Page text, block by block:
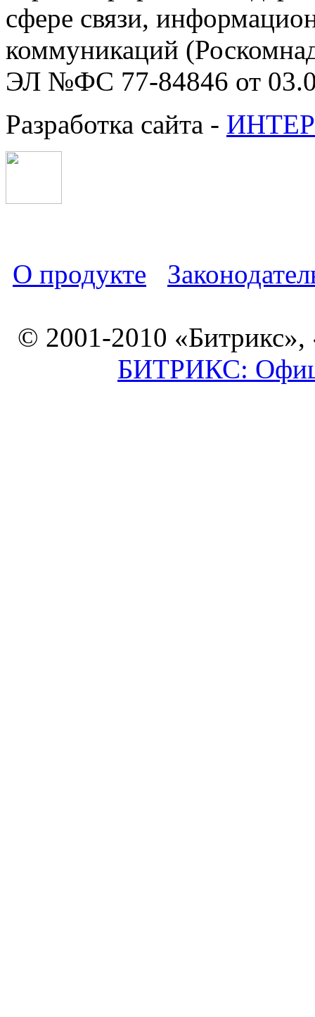
сфере связи,
коммуникаций
ЭЛ №ФС 77-84846 от
Разработка сайта -
О продукте
© 2001-2010 «Битрикс»,
БИТРИКС: